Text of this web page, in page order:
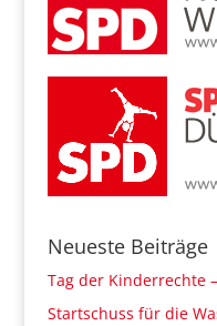
Neueste Beiträge
Tag der Kinderrechte
Startschuss für die